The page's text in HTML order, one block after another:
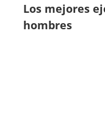
Los mejores
hombres